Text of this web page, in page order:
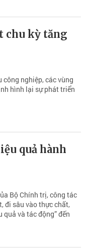
chu kỳ tăng
công nghiệp, các vùng
hình lại sự phát triển
quả hành
Bộ Chính trị, công tác
đi sâu vào thực chất,
quả và tác động” đến